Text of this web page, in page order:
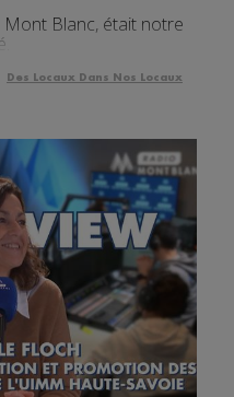
Mont Blanc, était notre
Des Locaux Dans Nos Locaux